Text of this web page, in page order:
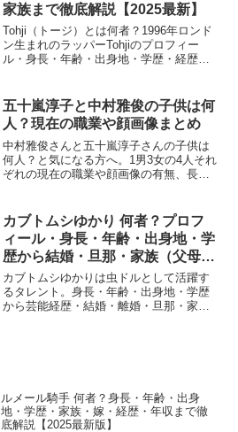
家族まで徹底解説【2025最新】
Tohji（トージ）とは何者？1996年ロンド
ン生まれのラッパーTohjiのプロフィー
ル・身長・年齢・出身地・学歴・経歴・
年最新】
五十嵐淳子と中村雅俊の子供は何
人？現在の職業や顔画像まとめ
中村雅俊さんと五十嵐淳子さんの子供は
何人？と気になる方へ。1男3女の4人それ
ぞれの現在の職業や顔画像の有無、長男
す。
カブトムシゆかり 何者？プロフ
ィール・身長・年齢・出身地・学
歴から結婚・旦那・家族（父母・
姉）まで徹底解説【2025最新】
カブトムシゆかりは虫ドルとして活躍す
るタレント。身長・年齢・出身地・学歴
から芸能経歴・結婚・離婚・旦那・家族
ルメール騎手 何者？身長・年齢・出身
地・学歴・家族・嫁・経歴・年収まで徹
底解説【2025最新版】